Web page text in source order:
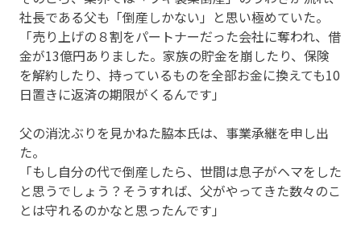
社長である父も「倒産しかない」と思い極めていた。
「売り上げの８割をパートナーだった会社に奪われ、借
金が13億円ありました。家族の貯金を崩したり、保険
を解約したり、持っているものを全部お金に換えても10
日置きに返済の期限がくるんです」
父の消沈ぶりを見かねた脇本氏は、事業承継を申し出
た。
「もし自分の代で倒産したら、世間は息子がヘマをした
と思うでしょう？そうすれば、父がやってきた数々のこ
とは守れるのかなと思ったんです」